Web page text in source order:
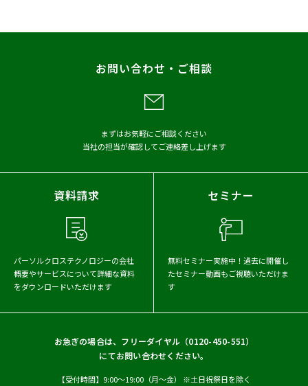
お問い合わせ・ご相談
まずはお気軽にご相談ください
当社の担当が確認してご連絡差し上げます
資料請求
パーソルクロステクノロジーの会社
概要やサービスについて詳細な資料
をダウンロードいただけます
セミナー
無料セミナー実施中！ 過去に開催し
たセミナー動画もご視聴いただけま
す
お急ぎの場合は、フリーダイヤル（0120-450-551）
にてお問い合わせください。
【受付時間】9:00〜19:00（月〜金） ※土日祝祭日を除く